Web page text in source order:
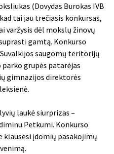
(Dovydas Burokas IVB
tai jau trečiasis konkursas,
varžysis dėl mokslų žinovų
gamtą. Konkurso
saugomų teritorijų
grupės patarėjas
gimnazijos direktorės
laukė siurprizas –
Petkumi. Konkurso
klausėsi įdomių pasakojimų